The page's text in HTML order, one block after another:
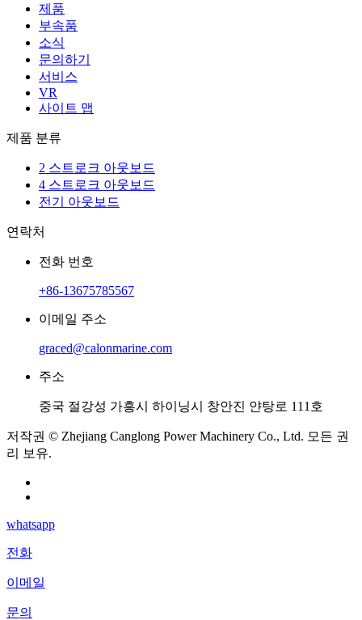
제품
부속품
소식
문의하기
서비스
VR
사이트 맵
제품 분류
2 스트로크 아웃보드
4 스트로크 아웃보드
전기 아웃보드
연락처
전화 번호
+86-13675785567
이메일 주소
graced@calonmarine.com
주소
중국 절강성 가흥시 하이닝시 창안진 얀탕로 111호
저작권 © Zhejiang Canglong Power Machinery Co., Ltd. 모든 권
리 보유.
whatsapp
전화
이메일
문의